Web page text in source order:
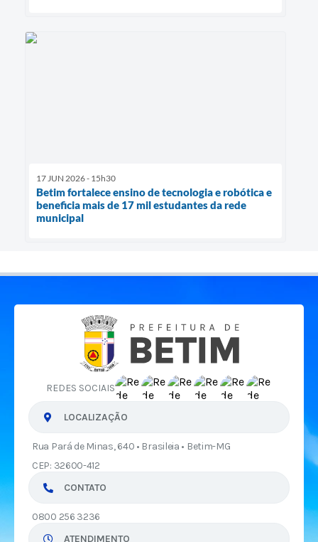
17 JUN 2026 - 15h30
Betim fortalece ensino de tecnologia e robótica e
beneficia mais de 17 mil estudantes da rede
municipal
REDES SOCIAIS
LOCALIZAÇÃO
Rua Pará de Minas, 640 • Brasileia • Betim-MG
CEP: 32600-412
CONTATO
0800 256 3236
ATENDIMENTO